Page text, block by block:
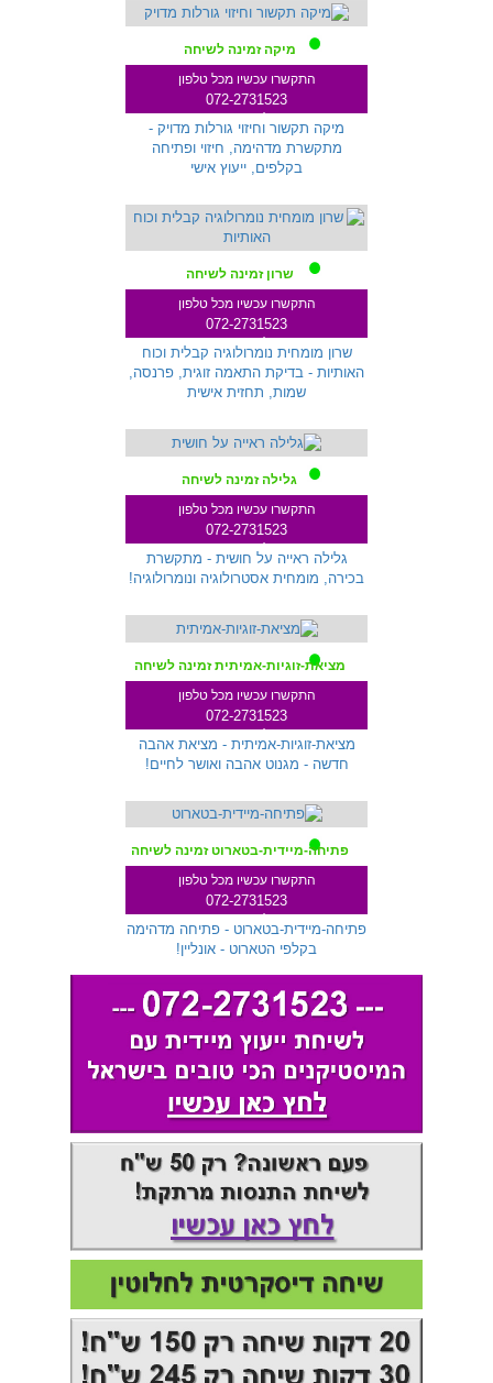
מיקה זמינה לשיחה
התקשרו עכשיו מכל טלפון
072-2731523
מיקה תקשור וחיזוי גורלות מדויק -
מתקשרת מדהימה, חיזוי ופתיחה
בקלפים, ייעוץ אישי
שרון זמינה לשיחה
התקשרו עכשיו מכל טלפון
072-2731523
שלוחה 233
שרון מומחית נומרולוגיה קבלית וכוח
האותיות - בדיקת התאמה זוגית, פרנסה,
שמות, תחזית אישית
גלילה זמינה לשיחה
התקשרו עכשיו מכל טלפון
072-2731523
שלוחה 712
גלילה ראייה על חושית - מתקשרת
בכירה, מומחית אסטרולוגיה ונומרולוגיה!
מציאת-זוגיות-אמיתית זמינה לשיחה
התקשרו עכשיו מכל טלפון
072-2731523
שלוחה 287
מציאת-זוגיות-אמיתית - מציאת אהבה
חדשה - מגנוט אהבה ואושר לחיים!
פתיחה-מיידית-בטארוט זמינה לשיחה
התקשרו עכשיו מכל טלפון
072-2731523
פתיחה-מיידית-בטארוט - פתיחה מדהימה
בקלפי הטארוט - אונליין!